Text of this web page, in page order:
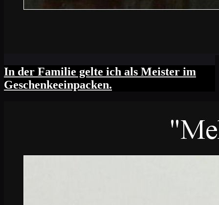
In der Familie gelte ich als Meister im
Geschenkeeinpacken.